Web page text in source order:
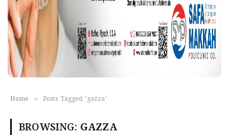
Home » Posts Tagged "gazza"
BROWSING: GAZZA